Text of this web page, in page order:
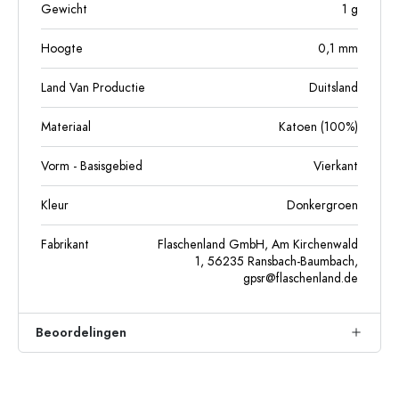
Gewicht 1 g
Hoogte 0,1 mm
Land Van Productie Duitsland
Materiaal Katoen (100%)
Vorm - Basisgebied Vierkant
Kleur Donkergroen
Fabrikant
Flaschenland GmbH, Am Kirchenwald
1, 56235 Ransbach-Baumbach,
gpsr@flaschenland.de
Beoordelingen